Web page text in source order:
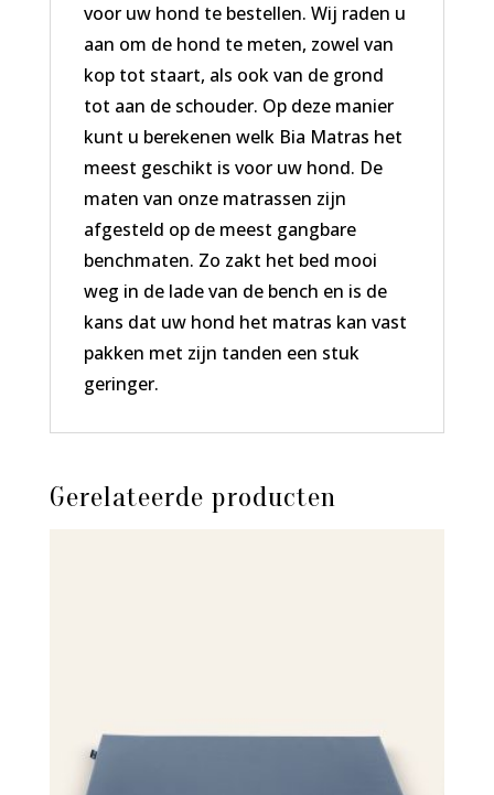
voor uw hond te bestellen. Wij raden u
aan om de hond te meten, zowel van
kop tot staart, als ook van de grond
tot aan de schouder. Op deze manier
kunt u berekenen welk Bia Matras het
meest geschikt is voor uw hond. De
maten van onze matrassen zijn
afgesteld op de meest gangbare
benchmaten. Zo zakt het bed mooi
weg in de lade van de bench en is de
kans dat uw hond het matras kan vast
pakken met zijn tanden een stuk
geringer.
Gerelateerde producten